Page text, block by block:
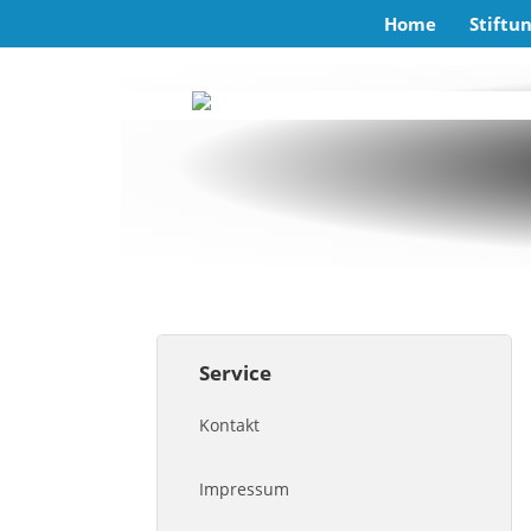
Home
Service
Kontakt
Impressum